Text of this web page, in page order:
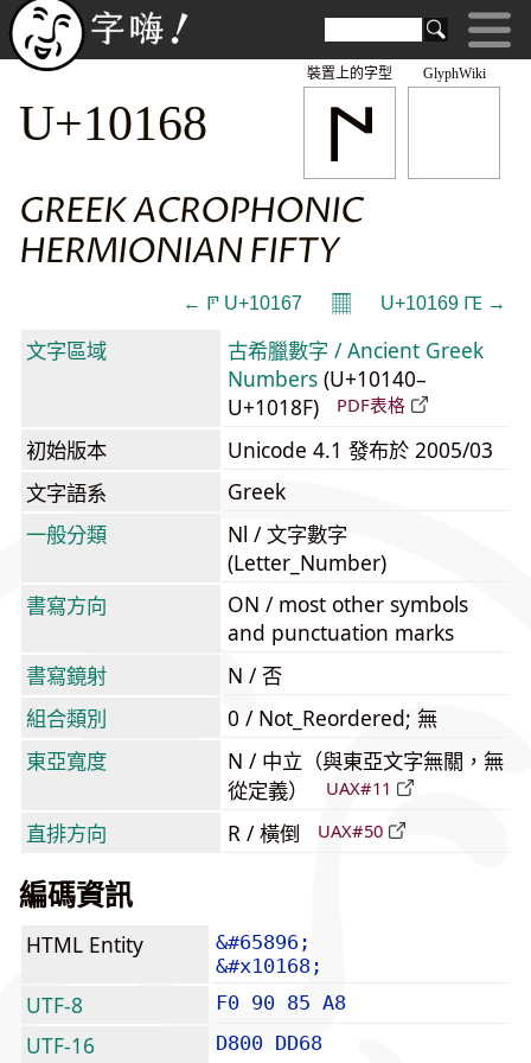
GlyphWiki
𐅨
裝置上的字型
U+10168
GREEK ACROPHONIC
HERMIONIAN FIFTY
← 𐅧 U+10167 𝄜 U+10169 𐅩 →
文字區域
古希臘數字 / Ancient Greek
Numbers (U+10140–
U+1018F)
PDF表格
初始版本
Unicode 4.1 發布於 2005/03
文字語系
Greek
一般分類
Nl / 文字數字
(Letter_Number)
書寫方向
ON / most other symbols
and punctuation marks
書寫鏡射
N / 否
組合類別
0 / Not_Reordered; 無
東亞寬度
N / 中立（與東亞文字無關，無
從定義）
UAX#11
直排方向 R / 橫倒 UAX#50
編碼資訊
HTML Entity
&#65896;
&#x10168;
UTF-8 F0 90 85 A8
UTF-16 D800 DD68